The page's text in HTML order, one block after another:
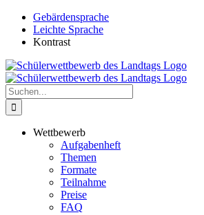
Zum
Inhalt
springen
Gebärdensprache
Leichte Sprache
Kontrast
Suche
nach:
Wettbewerb
Aufgabenheft
Themen
Formate
Teilnahme
Preise
FAQ